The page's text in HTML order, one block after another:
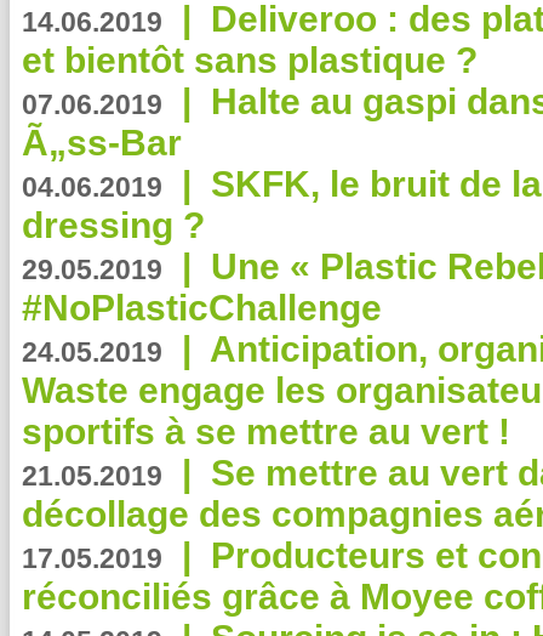
14.06.2019 | Deliveroo : des
et bientôt sans plastique ?
07.06.2019 | Halte au gaspi
Ã„ss-Bar
04.06.2019 | SKFK, le bruit de
dressing ?
29.05.2019 | Une « Plastic
#NoPlasticChallenge
24.05.2019 | Anticipation,
Waste engage les
sportifs à se mettre au vert !
21.05.2019 | Se mettre au vert
décollage des compagnies
17.05.2019 | Producteurs et
réconciliés grâce à Moyee